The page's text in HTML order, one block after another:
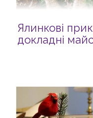
Ялинкові
докладні